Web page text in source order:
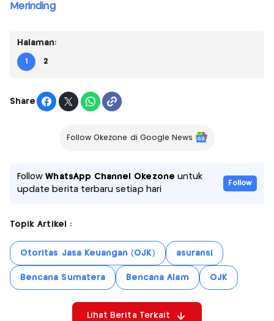
Merinding
Halaman:
1 2
Share
Follow Okezone di Google News
FollowWhatsApp Channel Okezone untuk
update berita terbaru setiap hari
Follow
Topik Artikel :
Otoritas Jasa Keuangan (OJK) asuransi
Bencana Sumatera Bencana Alam OJK
Lihat Berita Terkait